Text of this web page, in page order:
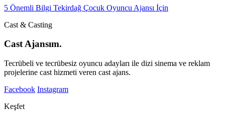
5 Önemli Bilgi Tekirdağ Çocuk Oyuncu Ajansı İçin
Cast & Casting
Cast Ajansım.
Tecrübeli ve tecrübesiz oyuncu adayları ile dizi sinema ve reklam
projelerine cast hizmeti veren cast ajans.
Facebook Instagram
Keşfet